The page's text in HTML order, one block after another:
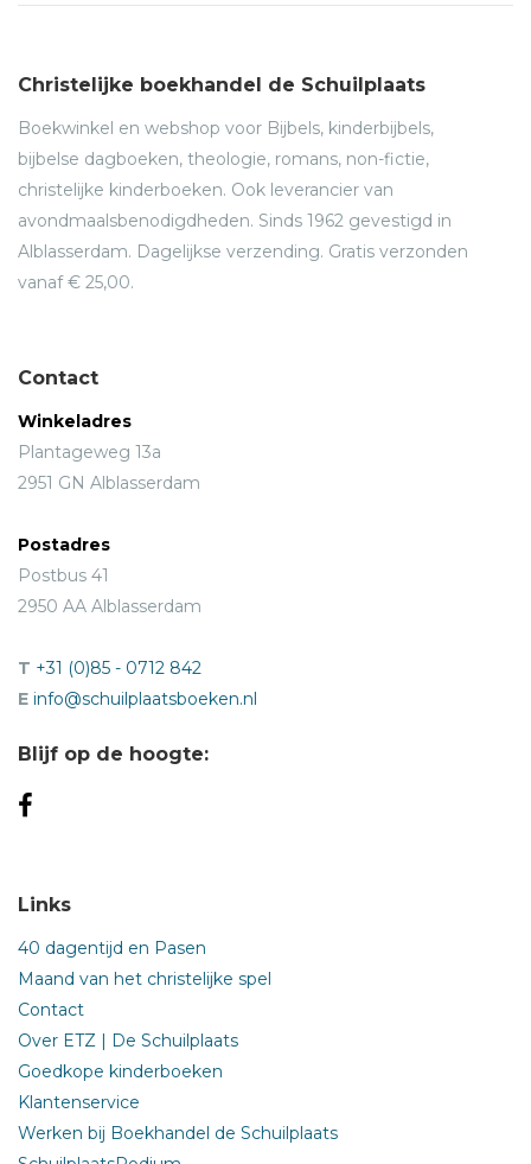
Christelijke boekhandel de Schuilplaats
Boekwinkel en webshop voor Bijbels, kinderbijbels,
bijbelse dagboeken, theologie, romans, non-fictie,
christelijke kinderboeken. Ook leverancier van
avondmaalsbenodigdheden. Sinds 1962 gevestigd in
Alblasserdam. Dagelijkse verzending. Gratis verzonden
vanaf € 25,00.
Contact
Winkeladres
Plantageweg 13a
2951 GN Alblasserdam
Postadres
Postbus 41
2950 AA Alblasserdam
T +31 (0)85 - 0712 842
E info@schuilplaatsboeken.nl
Blijf op de hoogte:
Links
40 dagentijd en Pasen
Maand van het christelijke spel
Contact
Over ETZ | De Schuilplaats
Goedkope kinderboeken
Klantenservice
Werken bij Boekhandel de Schuilplaats